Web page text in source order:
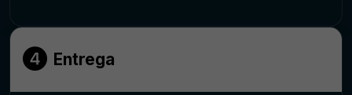
Entrega